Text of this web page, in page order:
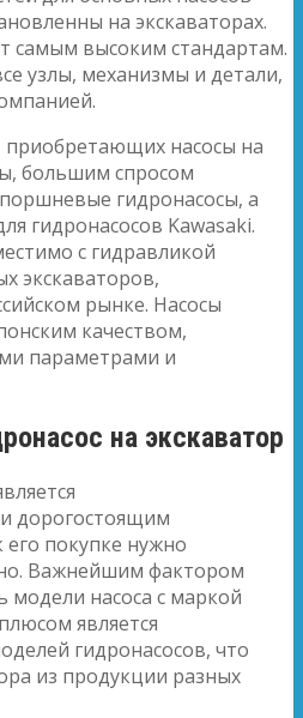
на экскаваторах.
самым высоким стандартам.
узлы, механизмы и детали,
насосы на
большим спросом
гидронасосы, а
гидронасосов Kawasaki.
с гидравликой
экскаваторов,
рынке. Насосы
качеством,
параметрами и
на экскаватор
дорогостоящим
его покупке нужно
Важнейшим фактором
модели насоса с маркой
является
гидронасосов, что
из продукции разных